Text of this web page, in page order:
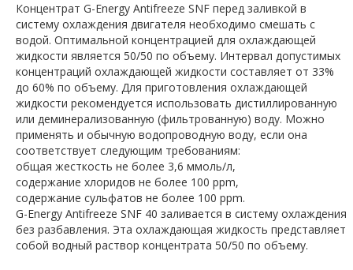
Концентрат G-Energy Antifreeze SNF перед заливкой в
систему охлаждения двигателя необходимо смешать с
водой. Оптимальной концентрацией для охлаждающей
жидкости является 50/50 по объему. Интервал допустимых
концентраций охлаждающей жидкости составляет от 33%
до 60% по объему. Для приготовления охлаждающей
жидкости рекомендуется использовать дистиллированную
или деминерализованную (фильтрованную) воду. Можно
применять и обычную водопроводную воду, если она
соответствует следующим требованиям:
общая жесткость не более 3,6 ммоль/л,
содержание хлоридов не более 100 ppm,
содержание сульфатов не более 100 ppm.
G-Energy Antifreeze SNF 40 заливается в систему охлаждения
без разбавления. Эта охлаждающая жидкость представляет
собой водный раствор концентрата 50/50 по объему.